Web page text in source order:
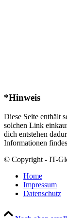
*Hinweis
Diese Seite enthält
solchen Link
dich entstehen
Informationen
© Copyright - IT-
Home
Impressum
Datenschutz